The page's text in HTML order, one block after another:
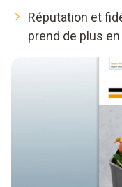
Réputation et
prend de plus